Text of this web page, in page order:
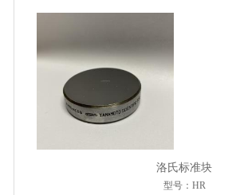
洛氏标准块
型号：HR